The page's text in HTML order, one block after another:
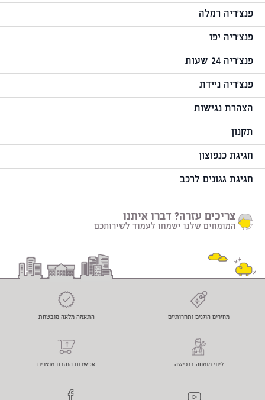
פנצ'ריה רמלה
פנצ'ריה יפו
פנצ'ריה 24 שעות
פנצ'ריה ניידת
הצהרת נגישות
תקנון
חגיגת כנפוצון
חגיגת גגונים לרכב
צריכים עזרה? דברו איתנו
המומחים שלנו ישמחו לעמוד לשירותכם
מחירים הוגנים ותחרותיים התאמה מלאה מובטחת
ליווי מומחה ברכישה אפשרות החזרת מוצרים